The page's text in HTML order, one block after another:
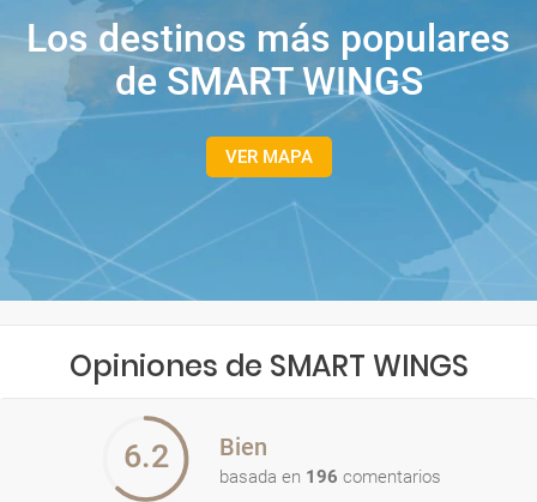
Los destinos más populares
de SMART WINGS
VER MAPA
Opiniones de SMART WINGS
6.2 Bien
basada en 196 comentarios